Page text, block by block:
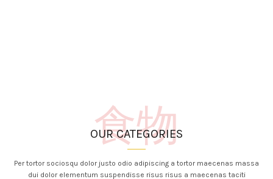
食物
OUR CATEGORIES
Per tortor sociosqu dolor justo odio adipiscing a tortor maecenas massa
dui dolor elementum suspendisse risus risus a maecenas taciti